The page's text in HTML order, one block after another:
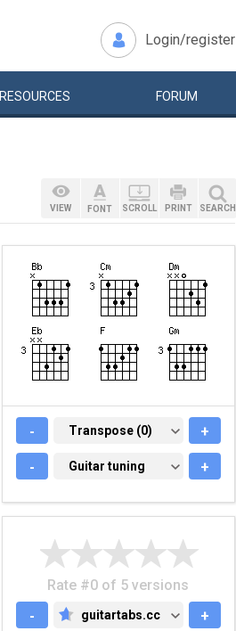
Login/register
RESOURCES FORUM
VIEW FONT SCROLL PRINT SEARCH
- TRANSPOSE (0)
Transpose (0) +
- GUITAR TUNING
Guitar tuning +
Rate #0 of 5 versions
-
GUITARTABS.CC
guitartabs.cc +